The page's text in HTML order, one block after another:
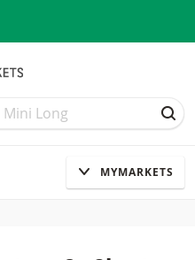
le siteMYMARKETS